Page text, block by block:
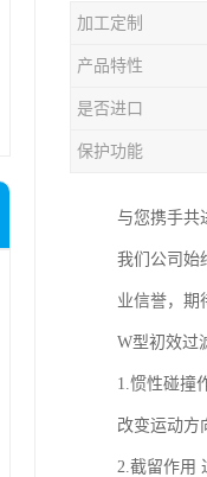
加工定制
产品特性
是否进口
保护功能
与您携手共
我们公司始
业信誉，期
W型初效过
1.惯性碰撞
改变运动方
2.截留作用